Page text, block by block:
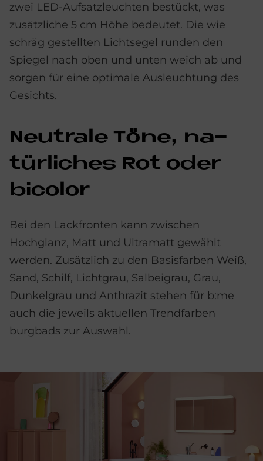
zwei LED-Aufsatzleuchten bestückt, was
zusätzliche 5 cm Höhe bedeutet. Die wie
schräg gestellten Lichtsegel runden den
Spiegel nach oben und unten weich ab und
sorgen für eine optimale Ausleuchtung des
Gesichts.
Neu­tra­le Töne, na­
tür­li­ches Rot oder
bico­lor
Bei den Lackfronten kann zwischen
Hochglanz, Matt und Ultramatt gewählt
werden. Zusätzlich zu den Basisfarben Weiß,
Sand, Schilf, Lichtgrau, Salbeigrau, Grau,
Dunkelgrau und Anthrazit stehen für b:me
auch die jeweils aktuellen Trendfarben
burgbads zur Auswahl.